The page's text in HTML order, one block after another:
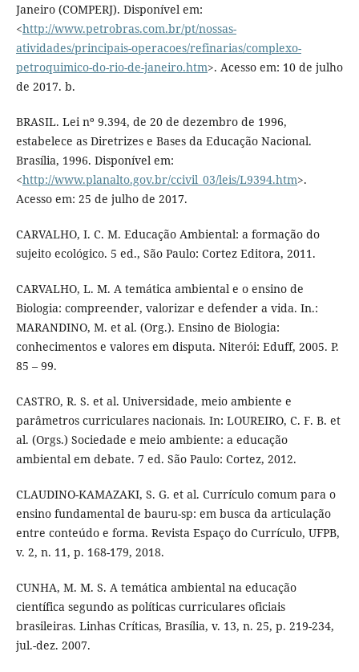
Janeiro (COMPERJ). Disponível em:
<http://www.petrobras.com.br/pt/nossas-
atividades/principais-operacoes/refinarias/complexo-
petroquimico-do-rio-de-janeiro.htm>. Acesso em: 10 de julho
de 2017. b.
BRASIL. Lei nº 9.394, de 20 de dezembro de 1996,
estabelece as Diretrizes e Bases da Educação Nacional.
Brasília, 1996. Disponível em:
<http://www.planalto.gov.br/ccivil_03/leis/L9394.htm>.
Acesso em: 25 de julho de 2017.
CARVALHO, I. C. M. Educação Ambiental: a formação do
sujeito ecológico. 5 ed., São Paulo: Cortez Editora, 2011.
CARVALHO, L. M. A temática ambiental e o ensino de
Biologia: compreender, valorizar e defender a vida. In.:
MARANDINO, M. et al. (Org.). Ensino de Biologia:
conhecimentos e valores em disputa. Niterói: Eduff, 2005. P.
85 – 99.
CASTRO, R. S. et al. Universidade, meio ambiente e
parâmetros curriculares nacionais. In: LOUREIRO, C. F. B. et
al. (Orgs.) Sociedade e meio ambiente: a educação
ambiental em debate. 7 ed. São Paulo: Cortez, 2012.
CLAUDINO-KAMAZAKI, S. G. et al. Currículo comum para o
ensino fundamental de bauru-sp: em busca da articulação
entre conteúdo e forma. Revista Espaço do Currículo, UFPB,
v. 2, n. 11, p. 168-179, 2018.
CUNHA, M. M. S. A temática ambiental na educação
científica segundo as políticas curriculares oficiais
brasileiras. Linhas Críticas, Brasília, v. 13, n. 25, p. 219-234,
jul.-dez. 2007.